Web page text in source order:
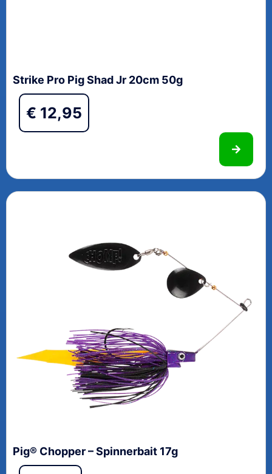
Strike Pro Pig Shad Jr 20cm 50g
€ 12,95
Pig® Chopper – Spinnerbait 17g